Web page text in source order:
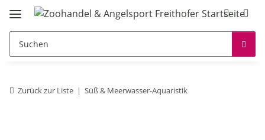
Zurück zur Liste Süß & Meerwasser-Aquaristik